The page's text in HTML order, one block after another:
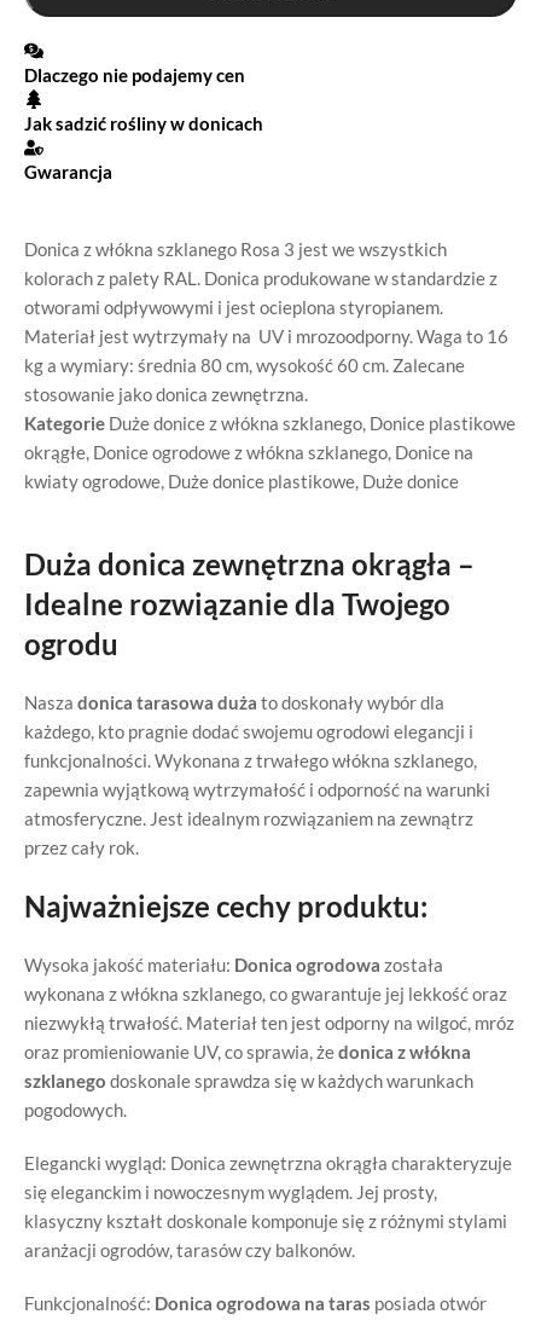
Donica z włókna szklanego Rosa 3 jest we wszystkich
kolorach z palety RAL. Donica produkowane w standardzie z
otworami odpływowymi i jest ocieplona styropianem.
Materiał jest wytrzymały na UV i mrozoodporny. Waga to 16
kg a wymiary: średnia 80 cm, wysokość 60 cm. Zalecane
stosowanie jako donica zewnętrzna.
Kategorie Duże donice z włókna szklanego, Donice plastikowe
okrągłe, Donice ogrodowe z włókna szklanego, Donice na
kwiaty ogrodowe, Duże donice plastikowe, Duże donice
Duża donica zewnętrzna okrągła –
Idealne rozwiązanie dla Twojego
ogrodu
Nasza donica tarasowa duża to doskonały wybór dla
każdego, kto pragnie dodać swojemu ogrodowi elegancji i
funkcjonalności. Wykonana z trwałego włókna szklanego,
zapewnia wyjątkową wytrzymałość i odporność na warunki
atmosferyczne. Jest idealnym rozwiązaniem na zewnątrz
przez cały rok.
Najważniejsze cechy produktu:
Wysoka jakość materiału: Donica ogrodowa została
wykonana z włókna szklanego, co gwarantuje jej lekkość oraz
niezwykłą trwałość. Materiał ten jest odporny na wilgoć, mróz
oraz promieniowanie UV, co sprawia, żedonica z włókna
szklanego doskonale sprawdza się w każdych warunkach
pogodowych.
Elegancki wygląd: Donica zewnętrzna okrągła charakteryzuje
się eleganckim i nowoczesnym wyglądem. Jej prosty,
klasyczny kształt doskonale komponuje się z różnymi stylami
aranżacji ogrodów, tarasów czy balkonów.
Funkcjonalność: Donica ogrodowa na taras posiada otwór
Dlaczego nie podajemy cen
Jak sadzić rośliny w donicach
Gwarancja